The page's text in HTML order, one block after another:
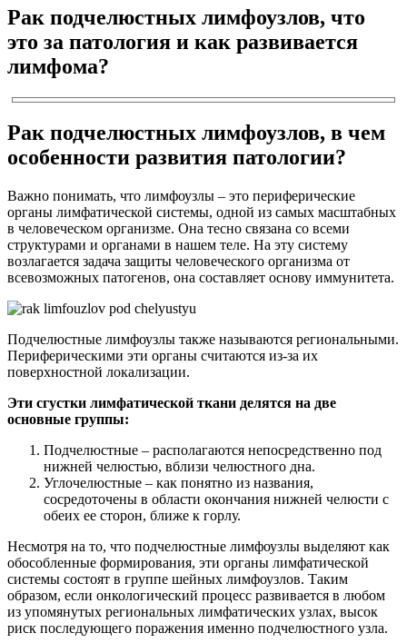
Рак подчелюстных лимфоузлов, что
это за патология и как развивается
лимфома?
Рак подчелюстных лимфоузлов, в чем
особенности развития патологии?
Важно понимать, что лимфоузлы – это периферические
органы лимфатической системы, одной из самых масштабных
в человеческом организме. Она тесно связана со всеми
структурами и органами в нашем теле. На эту систему
возлагается задача защиты человеческого организма от
всевозможных патогенов, она составляет основу иммунитета.
Подчелюстные лимфоузлы также называются региональными.
Периферическими эти органы считаются из-за их
поверхностной локализации.
Эти сгустки лимфатической ткани делятся на две
основные группы:
Подчелюстные – располагаются непосредственно под
нижней челюстью, вблизи челюстного дна.
Углочелюстные – как понятно из названия,
сосредоточены в области окончания нижней челюсти с
обеих ее сторон, ближе к горлу.
Несмотря на то, что подчелюстные лимфоузлы выделяют как
обособленные формирования, эти органы лимфатической
системы состоят в группе шейных лимфоузлов. Таким
образом, если онкологический процесс развивается в любом
из упомянутых региональных лимфатических узлах, высок
риск последующего поражения именно подчелюстного узла.